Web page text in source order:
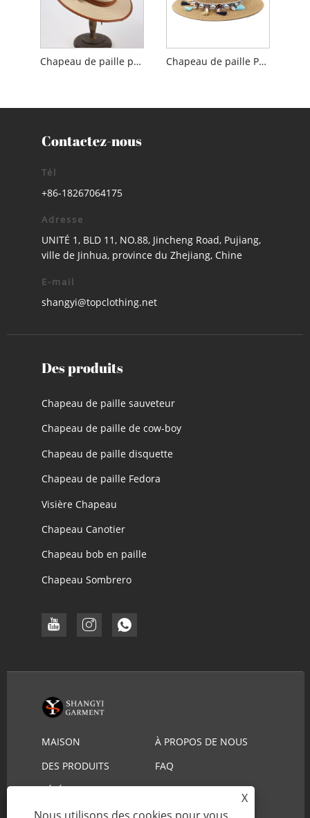
Chapeau de paille panama avec bande en cuir pour homme Chapeau de paille Panama Sun Shell Tassel
Contactez-nous
Tél
+86-18267064175
Adresse
UNITÉ 1, BLD 11, NO.88, Jincheng Road, Pujiang,
ville de Jinhua, province du Zhejiang, Chine
E-mail
shangyi@topclothing.net
Des produits
Chapeau de paille sauveteur
Chapeau de paille de cow-boy
Chapeau de paille disquette
Chapeau de paille Fedora
Visière Chapeau
Chapeau Canotier
Chapeau bob en paille
Chapeau Sombrero
MAISON
À PROPOS DE NOUS
DES PRODUITS
FAQ
TÉLÉCHARGER
ENVOYER UNE
DEMANDE
CONTACTEZ-NOUS
X